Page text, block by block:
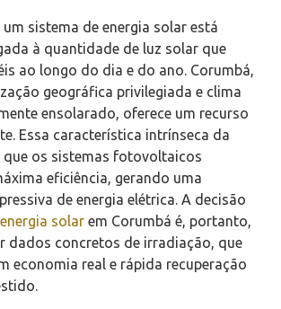
sistema de energia solar está
à quantidade de luz solar que
ao longo do dia e do ano. Corumbá,
geográfica privilegiada e clima
ensolarado, oferece um recurso
Essa característica intrínseca da
que os sistemas fotovoltaicos
eficiência, gerando uma
de energia elétrica. A decisão
energia solar em Corumbá é, portanto,
dados concretos de irradiação, que
economia real e rápida recuperação